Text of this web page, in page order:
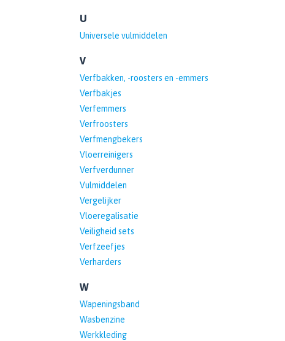
U
Universele vulmiddelen
V
Verfbakken, -roosters en -emmers
Verfbakjes
Verfemmers
Verfroosters
Verfmengbekers
Vloerreinigers
Verfverdunner
Vulmiddelen
Vergelijker
Vloeregalisatie
Veiligheid sets
Verfzeefjes
Verharders
W
Wapeningsband
Wasbenzine
Werkkleding